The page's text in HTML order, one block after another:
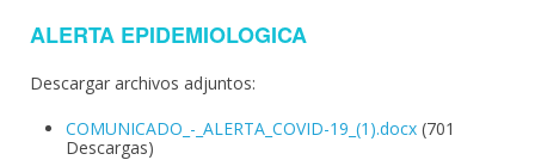
ALERTA EPIDEMIOLOGICA
Descargar archivos adjuntos:
COMUNICADO_-_ALERTA_COVID-19_(1).docx (701
Descargas)